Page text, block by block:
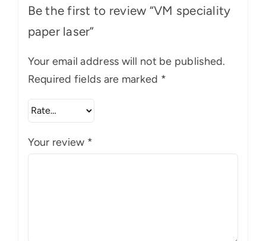
Be the first to review “VM speciality
paper laser”
Your email address will not be published.
Required fields are marked *
Your review *